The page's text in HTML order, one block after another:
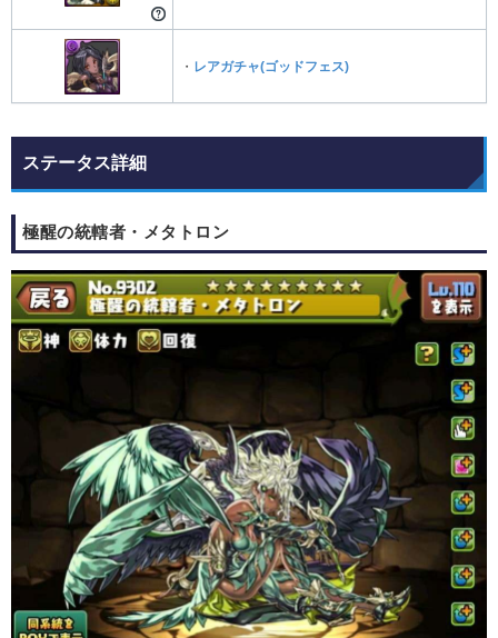
・ レアガチャ(ゴッドフェス)
ステータス詳細
極醒の統轄者・メタトロン